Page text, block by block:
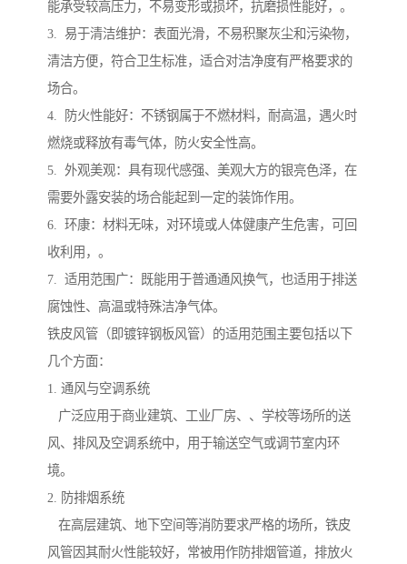
能承受较高压力，不易变形或损坏，抗磨损性能好，。
3. 易于清洁维护：表面光滑，不易积聚灰尘和污染物，
清洁方便，符合卫生标准，适合对洁净度有严格要求的
场合。
4. 防火性能好：不锈钢属于不燃材料，耐高温，遇火时
燃烧或释放有毒气体，防火安全性高。
5. 外观美观：具有现代感强、美观大方的银亮色泽，在
需要外露安装的场合能起到一定的装饰作用。
6. 环康：材料无味，对环境或人体健康产生危害，可回
收利用，。
7. 适用范围广：既能用于普通通风换气，也适用于排送
腐蚀性、高温或特殊洁净气体。
铁皮风管（即镀锌钢板风管）的适用范围主要包括以下
几个方面：
1. 通风与空调系统
广泛应用于商业建筑、工业厂房、、学校等场所的送
风、排风及空调系统中，用于输送空气或调节室内环
境。
2. 防排烟系统
在高层建筑、地下空间等消防要求严格的场所，铁皮
风管因其耐火性能较好，常被用作防排烟管道，排放火